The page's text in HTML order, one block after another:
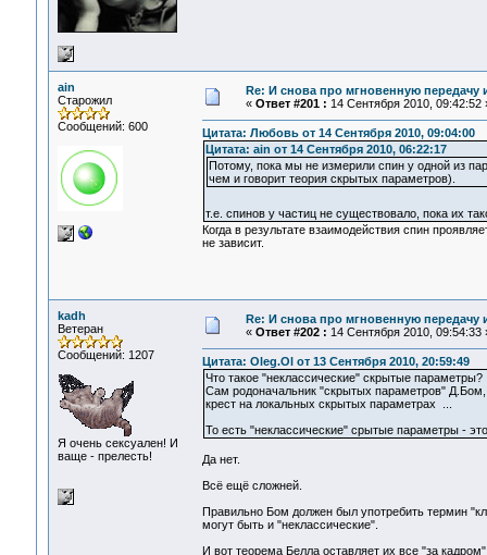
ain
Старожил
Сообщений: 600
Re: И снова про мгновенную
« Ответ #201 : 14 Сентября 2010, 09:42:52
Цитата: Любовь от 14 Сентября 2010, 09:04:00
Цитата: ain от 14 Сентября 2010, 06:22:17
Потому, пока мы не измерили спин у одной из
чем и говорит теория скрытых параметров).
т.е. спинов у частиц не существовало, пока их
Когда в результате взаимодействия спин
не зависит.
kadh
Ветеран
Сообщений: 1207
Я очень сексуален! И
ваще - прелесть!
Re: И снова про мгновенную
« Ответ #202 : 14 Сентября 2010, 09:54:33
Цитата: Oleg.Ol от 13 Сентября 2010, 20:59:49
Что такое "неклассические" скрытые параметры?
Сам родоначальник "скрытых параметров" Д.Бом,
крест на локальных скрытых параметрах ...
То есть "неклассические" срытые параметры -
Да нет.
Всё ещё сложней.
Правильно Бом должен был употребить термин
могут быть и "неклассические".
И вот теорема Белла оставляет их все "за